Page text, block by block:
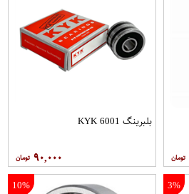
بلبرینگ 6001 KYK
۹۰,۰۰۰
3%
10%